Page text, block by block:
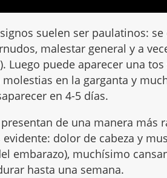
suelen ser paulatinos:
malestar general y a
Luego puede aparecer una
en la garganta y
en 4-5 días.
de una manera más
dolor de cabeza y
embarazo), muchísimo
hasta una semana.